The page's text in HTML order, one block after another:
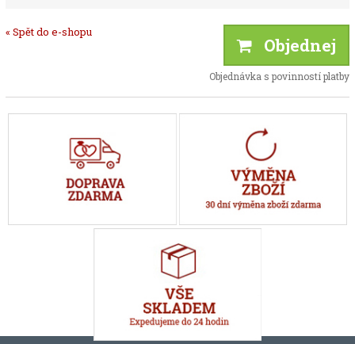
« Spět do e-shopu
Objednej
Objednávka s povinností platby